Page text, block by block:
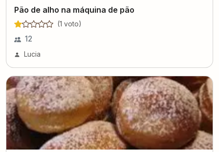
Pão de alho na máquina de pão
(1 voto)
12
Lucia